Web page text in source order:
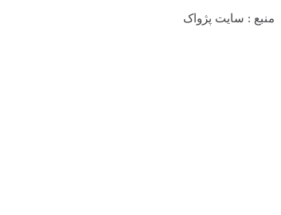
منبع : سايت پژواک